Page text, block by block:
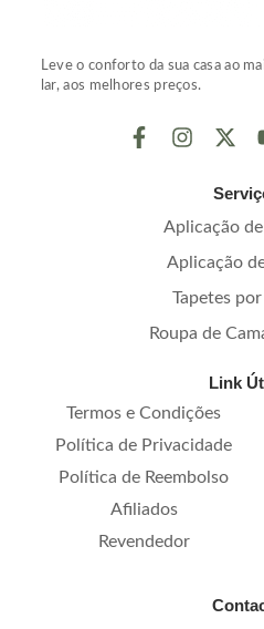
Leve o conforto da sua casa ao
lar, aos melhores preços.
Aplicação
Aplicação
Tapetes
Roupa de
Link
Termos e Condições
Política de Privacidade
Política de Reembolso
Afiliados
Revendedor